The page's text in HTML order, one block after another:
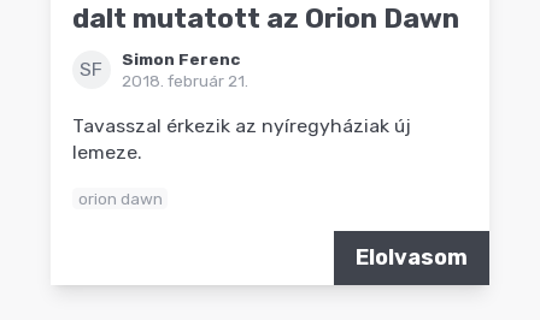
dalt mutatott az Orion Dawn
SF
Simon Ferenc
2018. február 21.
Tavasszal érkezik az nyíregyháziak új
lemeze.
orion dawn
Elolvasom